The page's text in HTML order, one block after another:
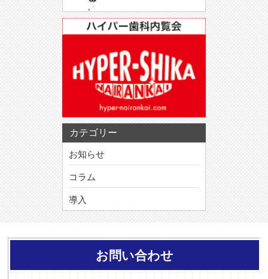
カテゴリー
お知らせ
コラム
導入
お問い合わせ